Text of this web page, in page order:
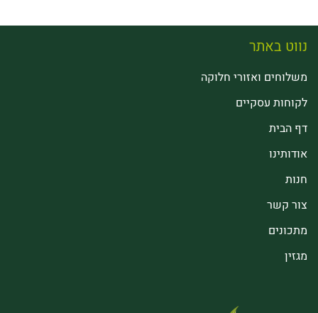
נווט באתר
משלוחים ואזורי חלוקה
לקוחות עסקיים
דף הבית
אודותינו
חנות
צור קשר
מתכונים
מגזין